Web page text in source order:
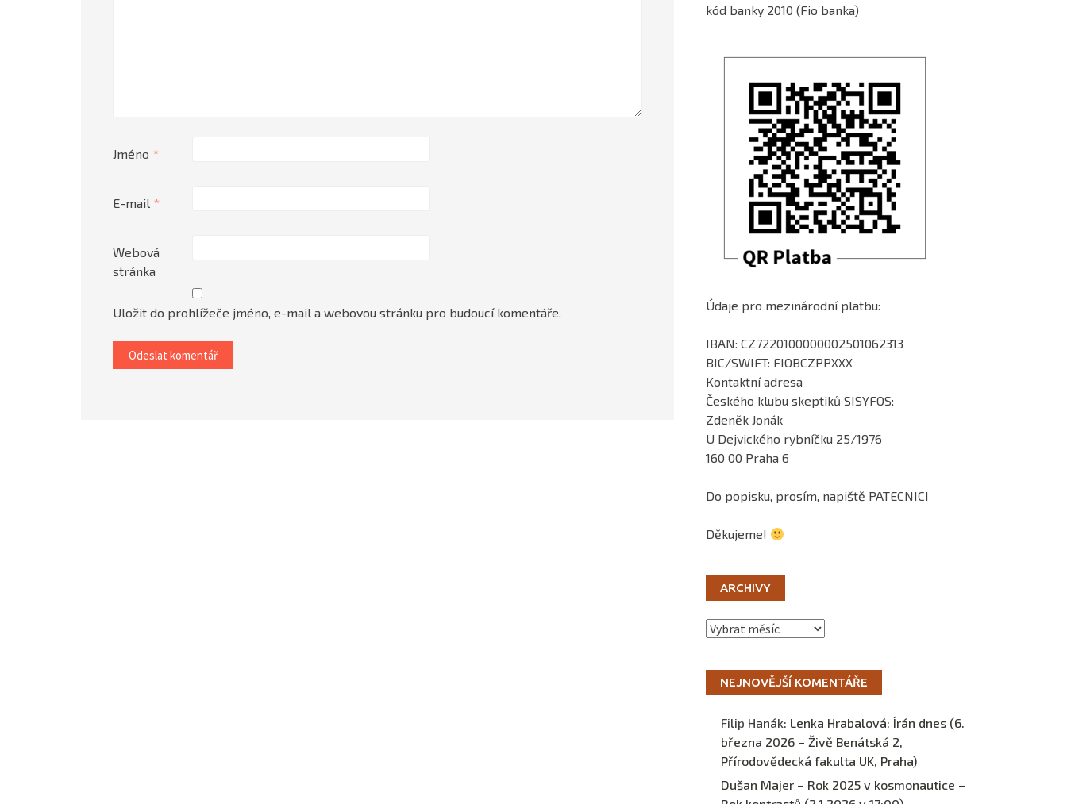
Jméno *
E-mail *
Webová
stránka
Uložit do prohlížeče jméno, e-mail a webovou stránku pro budoucí komentáře.
kód banky 2010 (Fio banka)
Údaje pro mezinárodní platbu:
IBAN: CZ7220100000002501062313
BIC/SWIFT: FIOBCZPPXXX
Kontaktní adresa
Českého klubu skeptiků SISYFOS:
Zdeněk Jonák
U Dejvického rybníčku 25/1976
160 00 Praha 6
Do popisku, prosím, napiště PATECNICI
Děkujeme!
ARCHIVY
Archivy
NEJNOVĚJŠÍ KOMENTÁŘE
Filip Hanák: Lenka Hrabalová: Írán dnes (6.
března 2026 – Živě Benátská 2,
Přírodovědecká fakulta UK, Praha)
Dušan Majer – Rok 2025 v kosmonautice –